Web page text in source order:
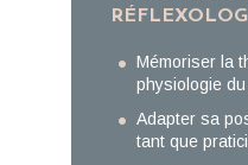
Mémoriser la
physiologie
Adapter sa
tant que